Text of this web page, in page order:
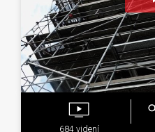
684videní